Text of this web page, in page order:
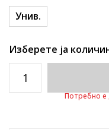
Унив.
Изберете ја
Потребно е